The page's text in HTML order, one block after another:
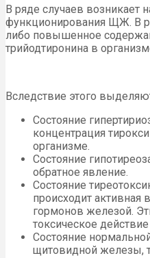
В ряде случаев возникает
функционирования ЩЖ. В
либо повышенное
трийодтиронина в
Вследствие этого
Состояние
концентрация
организме.
Состояние
обратное явление.
Состояние
происходит
гормонов железой.
токсическое
Состояние
щитовидной железы,